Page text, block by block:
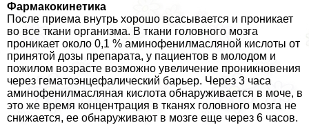
Фармакокинетика
После приема внутрь хорошо всасывается и проникает
во все ткани организма. В ткани головного мозга
проникает около 0,1 % аминофенилмасляной кислоты от
принятой дозы препарата, у пациентов в молодом и
пожилом возрасте возможно увеличение проникновения
через гематоэнцефалический барьер. Через 3 часа
аминофенилмасляная кислота обнаруживается в моче, в
это же время концентрация в тканях головного мозга не
снижается, ее обнаруживают в мозге еще через 6 часов.